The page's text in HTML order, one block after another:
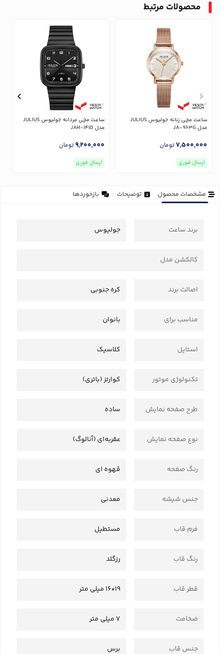
محصولات مرتبط
ساعت مچی زنانه جولیوس JULIUS
مدل JA-963G
7,500,000تومان
ارسال فوری
ساعت مچی مردانه جولیوس JULIUS
مدل JAH-141D
9,200,000تومان
ارسال فوری
مشخصات محصول توضیحات بازخوردها
برند ساعت جولیوس
کالکشن مدل
اصالت برند کره جنوبی
مناسب برای بانوان
استایل کلاسیک
تکنولوژی موتور کوارتز (باتری)
طرح صفحه نمایش ساده
نوع صفحه نمایش عقربه‌ای (آنالوگ)
رنگ صفحه قهوه ای
جنس شیشه معدنی
فرم قاب مستطیل
رنگ قاب رزگلد
قطر قاب 19*16 میلی متر
ضخامت 7 میلی متر
جنس قاب برس